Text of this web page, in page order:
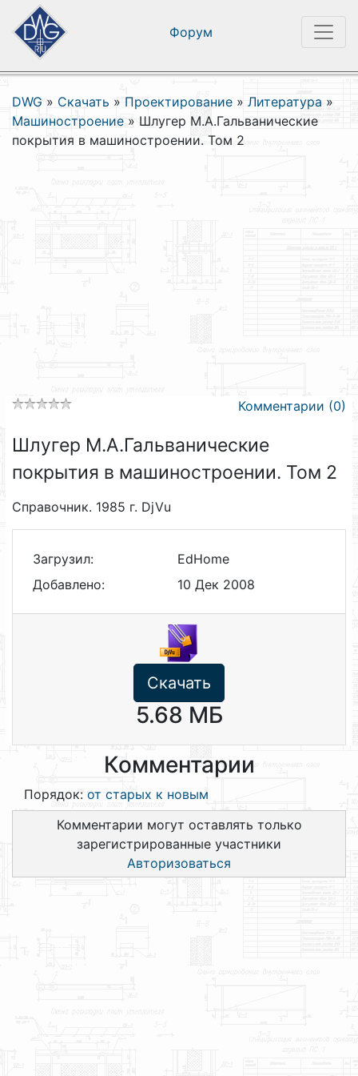
Форум
DWG » Скачать » Проектирование » Литература »
Машиностроение » Шлугер М.А.Гальванические
покрытия в машиностроении. Том 2
Комментарии (0)
Шлугер М.А.Гальванические
покрытия в машиностроении. Том 2
Справочник. 1985 г. DjVu
Загрузил:
EdHome
Добавлено:
10 Дек 2008
Скачать
5.68 МБ
Комментарии
Порядок: от старых к новым
Комментарии могут оставлять только
зарегистрированные участники
Авторизоваться